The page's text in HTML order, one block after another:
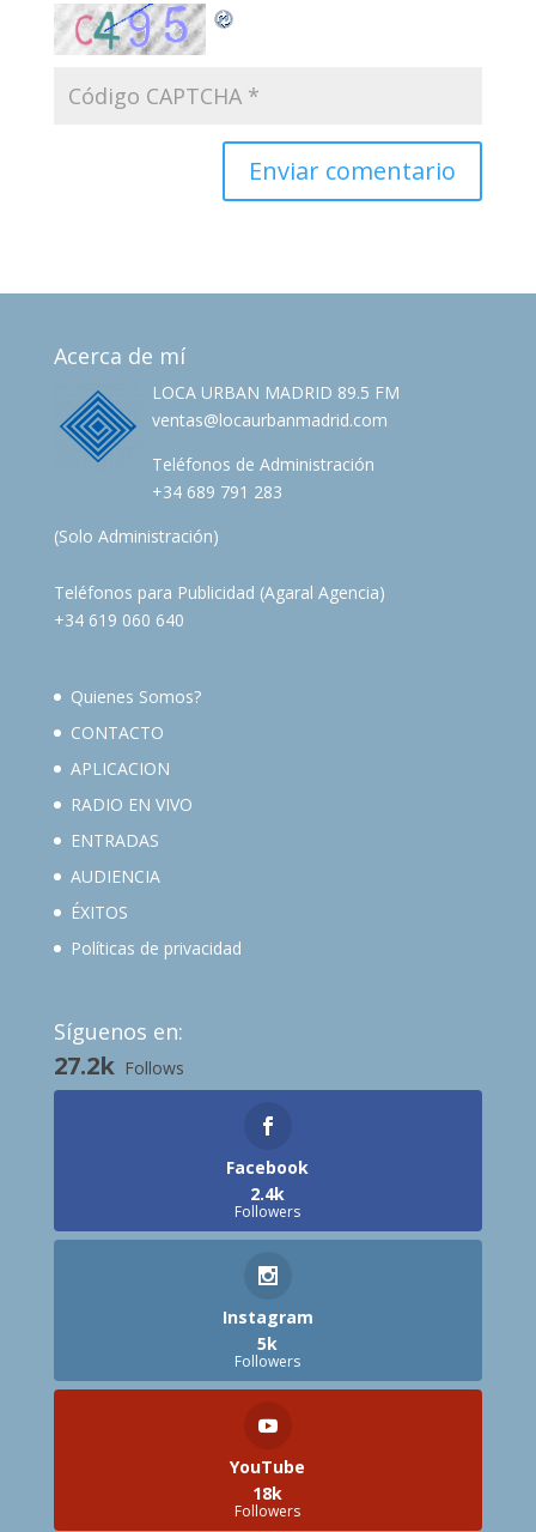
Acerca de mí
LOCA URBAN MADRID 89.5 FM
ventas@locaurbanmadrid.com
Teléfonos de Administración
+34 689 791 283
(Solo Administración)
Teléfonos para Publicidad (Agaral Agencia)
+34 619 060 640
Quienes Somos?
CONTACTO
APLICACION
RADIO EN VIVO
ENTRADAS
AUDIENCIA
ÉXITOS
Políticas de privacidad
Síguenos en:
27.2k Follows
Facebook
2.4k
Followers
Instagram
5k
Followers
YouTube
18k
Followers